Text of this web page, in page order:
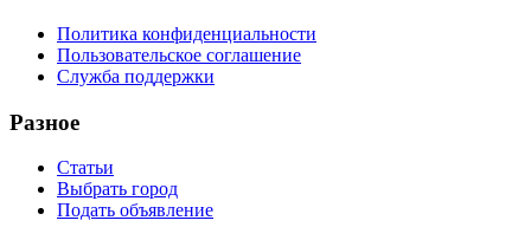
Политика конфиденциальности
Пользовательское соглашение
Служба поддержки
Разное
Статьи
Выбрать город
Подать объявление